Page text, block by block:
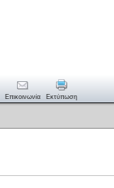
Επικοινωνία Εκτύπωση